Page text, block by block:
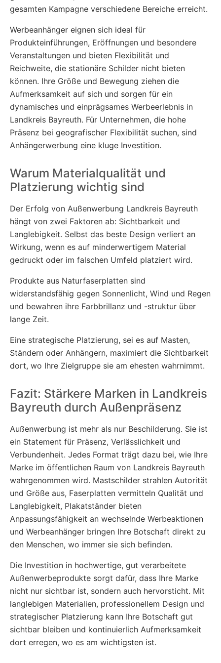
gesamten Kampagne verschiedene Bereiche erreicht.
Werbeanhänger eignen sich ideal für
Produkteinführungen, Eröffnungen und besondere
Veranstaltungen und bieten Flexibilität und
Reichweite, die stationäre Schilder nicht bieten
können. Ihre Größe und Bewegung ziehen die
Aufmerksamkeit auf sich und sorgen für ein
dynamisches und einprägsames Werbeerlebnis in
Landkreis Bayreuth. Für Unternehmen, die hohe
Präsenz bei geografischer Flexibilität suchen, sind
Anhängerwerbung eine kluge Investition.
Warum Materialqualität und
Platzierung wichtig sind
Der Erfolg von Außenwerbung Landkreis Bayreuth
hängt von zwei Faktoren ab: Sichtbarkeit und
Langlebigkeit. Selbst das beste Design verliert an
Wirkung, wenn es auf minderwertigem Material
gedruckt oder im falschen Umfeld platziert wird.
Produkte aus Naturfaserplatten sind
widerstandsfähig gegen Sonnenlicht, Wind und Regen
und bewahren ihre Farbbrillanz und -struktur über
lange Zeit.
Eine strategische Platzierung, sei es auf Masten,
Ständern oder Anhängern, maximiert die Sichtbarkeit
dort, wo Ihre Zielgruppe sie am ehesten wahrnimmt.
Fazit: Stärkere Marken in Landkreis
Bayreuth durch Außenpräsenz
Außenwerbung ist mehr als nur Beschilderung. Sie ist
ein Statement für Präsenz, Verlässlichkeit und
Verbundenheit. Jedes Format trägt dazu bei, wie Ihre
Marke im öffentlichen Raum von Landkreis Bayreuth
wahrgenommen wird. Mastschilder strahlen Autorität
und Größe aus, Faserplatten vermitteln Qualität und
Langlebigkeit, Plakatständer bieten
Anpassungsfähigkeit an wechselnde Werbeaktionen
und Werbeanhänger bringen Ihre Botschaft direkt zu
den Menschen, wo immer sie sich befinden.
Die Investition in hochwertige, gut verarbeitete
Außenwerbeprodukte sorgt dafür, dass Ihre Marke
nicht nur sichtbar ist, sondern auch hervorsticht. Mit
langlebigen Materialien, professionellem Design und
strategischer Platzierung kann Ihre Botschaft gut
sichtbar bleiben und kontinuierlich Aufmerksamkeit
dort erregen, wo es am wichtigsten ist.